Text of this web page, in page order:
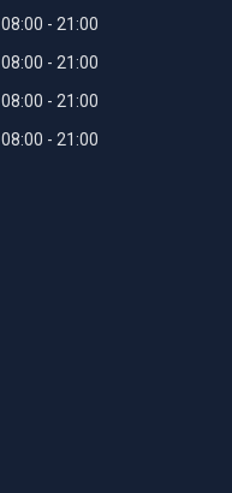
08:00
21:00
08:00
21:00
08:00
21:00
08:00 21:00